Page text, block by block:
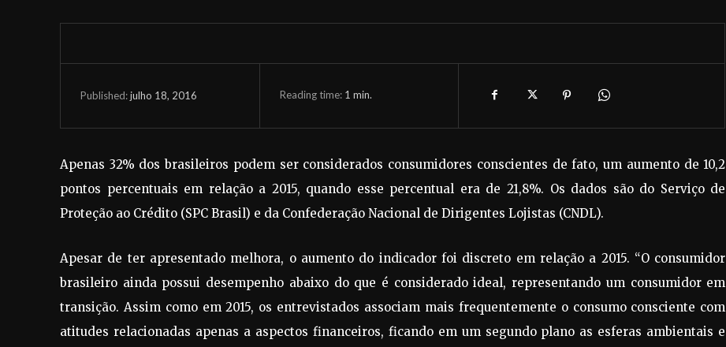
Published:julho 18, 2016 Reading time: 1 min.
Apenas 32% dos brasileiros podem ser considerados consumidores conscientes de fato, um aumento de 10,2
pontos percentuais em relação a 2015, quando esse percentual era de 21,8%. Os dados são do Serviço de
Proteção ao Crédito (SPC Brasil) e da Confederação Nacional de Dirigentes Lojistas (CNDL).
Apesar de ter apresentado melhora, o aumento do indicador foi discreto em relação a 2015. “O consumidor
brasileiro ainda possui desempenho abaixo do que é considerado ideal, representando um consumidor em
transição. Assim como em 2015, os entrevistados associam mais frequentemente o consumo consciente com
atitudes relacionadas apenas a aspectos financeiros, ficando em um segundo plano as esferas ambientais e